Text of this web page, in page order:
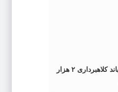
دستگیری اعضای باند کلاهبرداری ۲ هزار